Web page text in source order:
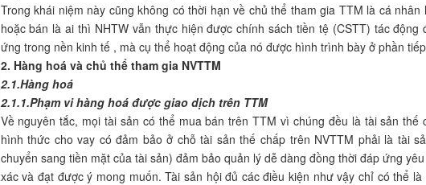
Trong khái niệm này cũng không có thời hạn về chủ thể tham gia TTM là cá
hoặc bán là ai thì NHTW vẫn thực hiện được chính sách tiền tệ (CSTT) tác
ứng trong nền kinh tế , mà cụ thể hoạt động của nó được hình trình bày ở phần
2. Hàng hoá và chủ thể tham gia NVTTM
2.1.Hàng hoá
2.1.1.Phạm vi hàng hoá được giao dịch trên TTM
Về nguyên tắc, mọi tài sản có thể mua bán trên TTM vì chúng đều là tài sản thế
hình thức cho vay có đảm bảo ở chỗ tài sản thế chấp trên NVTTM phải là tài
chuyển sang tiền mặt của tài sản) đảm bảo quản lý dễ dàng đồng thời đáp ứng
xác và đạt được ý mong muốn. Tài sản hội đủ các điều kiện như vậy chỉ có thể